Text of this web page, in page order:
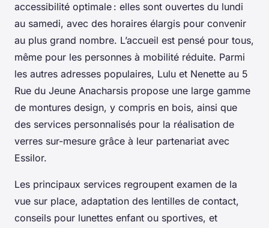
accessibilité optimale : elles sont ouvertes du lundi
au samedi, avec des horaires élargis pour convenir
au plus grand nombre. L’accueil est pensé pour tous,
même pour les personnes à mobilité réduite. Parmi
les autres adresses populaires, Lulu et Nenette au 5
Rue du Jeune Anacharsis propose une large gamme
de montures design, y compris en bois, ainsi que
des services personnalisés pour la réalisation de
verres sur-mesure grâce à leur partenariat avec
Essilor.
Les principaux services regroupent examen de la
vue sur place, adaptation des lentilles de contact,
conseils pour lunettes enfant ou sportives, et